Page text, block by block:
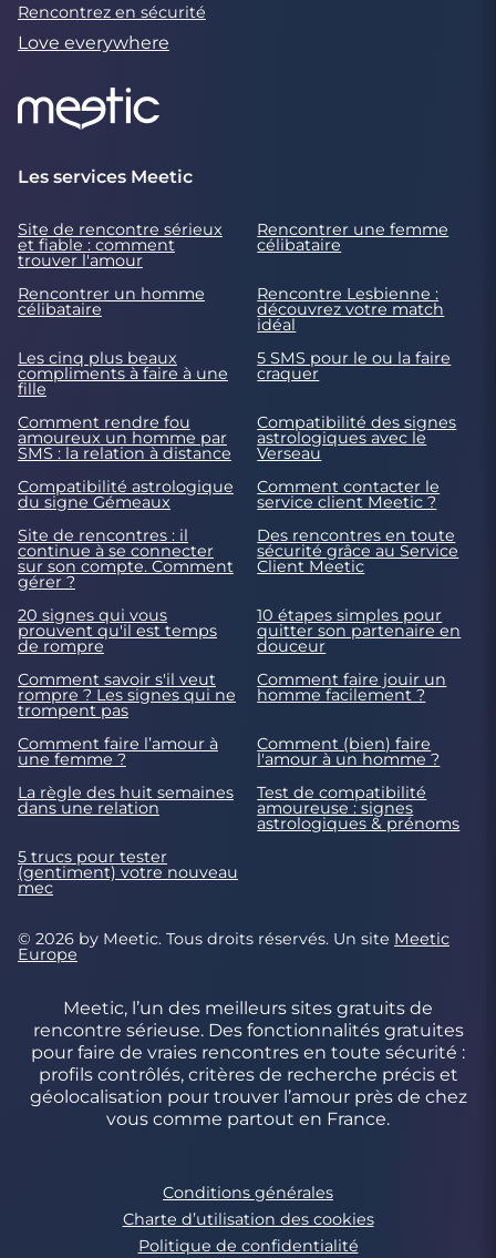
Rencontrez en sécurité
Love everywhere
Les services Meetic
Site de rencontre sérieux
et fiable : comment
trouver l'amour
Rencontrer une femme
célibataire
Rencontrer un homme
célibataire
Rencontre Lesbienne :
découvrez votre match
idéal
Les cinq plus beaux
compliments à faire à une
fille
5 SMS pour le ou la faire
craquer
Comment rendre fou
amoureux un homme par
SMS : la relation à distance
Compatibilité des signes
astrologiques avec le
Verseau
Compatibilité astrologique
du signe Gémeaux
Comment contacter le
service client Meetic ?
Site de rencontres : il
continue à se connecter
sur son compte. Comment
gérer ?
Des rencontres en toute
sécurité grâce au Service
Client Meetic
20 signes qui vous
prouvent qu'il est temps
de rompre
10 étapes simples pour
quitter son partenaire en
douceur
Comment savoir s'il veut
rompre ? Les signes qui ne
trompent pas
Comment faire jouir un
homme facilement ?
Comment faire l’amour à
une femme ?
Comment (bien) faire
l'amour à un homme ?
La règle des huit semaines
dans une relation
Test de compatibilité
amoureuse : signes
astrologiques & prénoms
5 trucs pour tester
(gentiment) votre nouveau
mec
© 2026 by Meetic. Tous droits réservés. Un site Meetic
Europe
Meetic, l’un des meilleurs sites gratuits de
rencontre sérieuse. Des fonctionnalités gratuites
pour faire de vraies rencontres en toute sécurité :
profils contrôlés, critères de recherche précis et
géolocalisation pour trouver l’amour près de chez
vous comme partout en France.
Conditions générales
Charte d’utilisation des cookies
Politique de confidentialité